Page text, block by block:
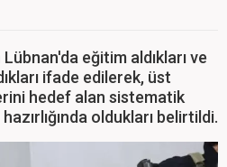
eğitim aldıkları ve
ifade edilerek, üst
hedef alan sistematik
oldukları belirtildi.